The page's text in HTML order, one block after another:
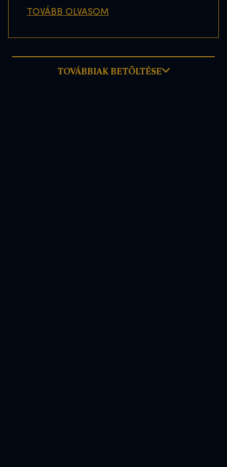
TOVÁBB OLVASOM
TOVÁBBIAK BETÖLTÉSE